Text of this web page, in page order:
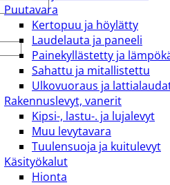
Puutavara
Kertopuu ja höylätty
Laudelauta ja paneeli
Painekyllästetty ja
Sahattu ja mitallistettu
Ulkovuoraus ja
Rakennuslevyt, vanerit
Kipsi-, lastu-. ja lujalevyt
Muu levytavara
Tuulensuoja ja kuitulevyt
Käsityökalut
Hionta